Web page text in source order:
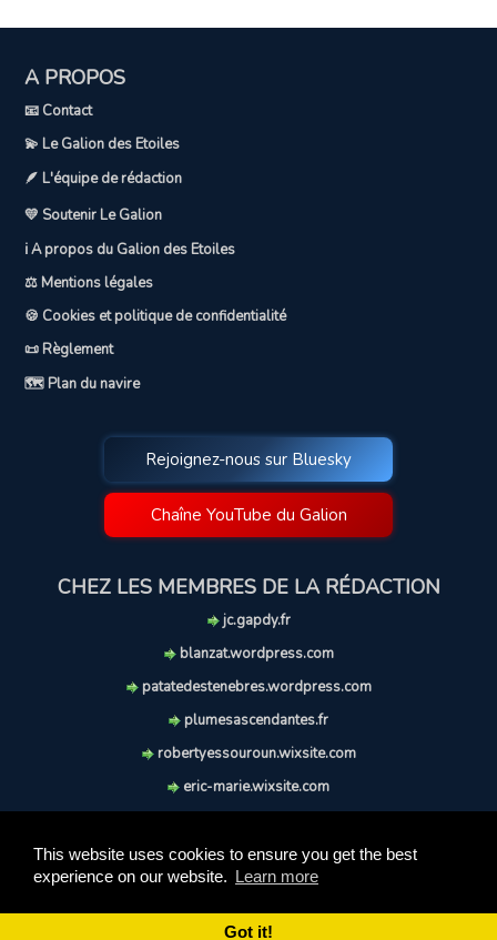
This website uses cookies to ensure you get the best
experience on our website. Learn more
Got it!
A PROPOS
📧 Contact
💫 Le Galion des Etoiles
🪶 L'équipe de rédaction
💛 Soutenir Le Galion
ℹ️ A propos du Galion des Etoiles
⚖️ Mentions légales
🍪 Cookies et politique de confidentialité
📜 Règlement
🗺️ Plan du navire
Rejoignez-nous sur Bluesky
Chaîne YouTube du Galion
CHEZ LES MEMBRES DE LA RÉDACTION
jc.gapdy.fr
blanzat.wordpress.com
patatedestenebres.wordpress.com
plumesascendantes.fr
robertyessouroun.wixsite.com
eric-marie.wixsite.com
soufflereve.blogspot.com
Ce site est réalisé et maintenu avec coeur et passion.